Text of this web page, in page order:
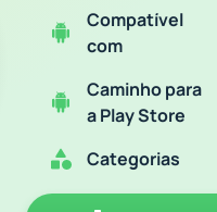
Compatível
com
Caminho para
a Play Store
Categorias